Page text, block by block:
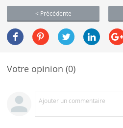
< Précédente
Votre opinion (0)
Ajouter un commentaire